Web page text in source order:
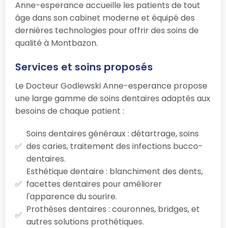
Anne-esperance accueille les patients de tout
âge dans son cabinet moderne et équipé des
dernières technologies pour offrir des soins de
qualité à Montbazon.
Services et soins proposés
Le Docteur Godlewski Anne-esperance propose
une large gamme de soins dentaires adaptés aux
besoins de chaque patient :
Soins dentaires généraux : détartrage, soins
des caries, traitement des infections bucco-
dentaires.
Esthétique dentaire : blanchiment des dents,
facettes dentaires pour améliorer
l'apparence du sourire.
Prothèses dentaires : couronnes, bridges, et
autres solutions prothétiques.